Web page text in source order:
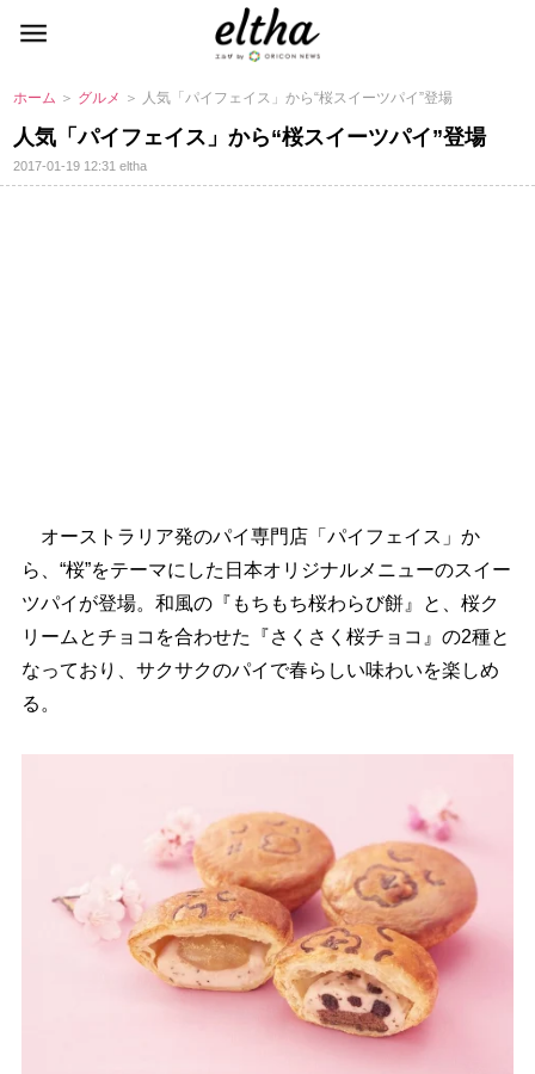
ホーム ＞ グルメ ＞ 人気「パイフェイス」から“桜スイーツパイ”登場
人気「パイフェイス」から“桜スイーツパイ”登場
2017-01-19 12:31eltha
オーストラリア発のパイ専門店「パイフェイス」か
ら、“桜”をテーマにした日本オリジナルメニューのスイー
ツパイが登場。和風の『もちもち桜わらび餅』と、桜ク
リームとチョコを合わせた『さくさく桜チョコ』の2種と
なっており、サクサクのパイで春らしい味わいを楽しめ
る。